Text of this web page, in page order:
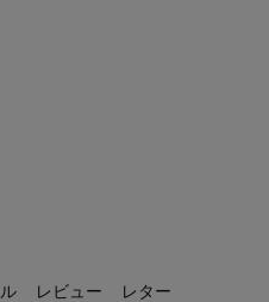
レビュー レター